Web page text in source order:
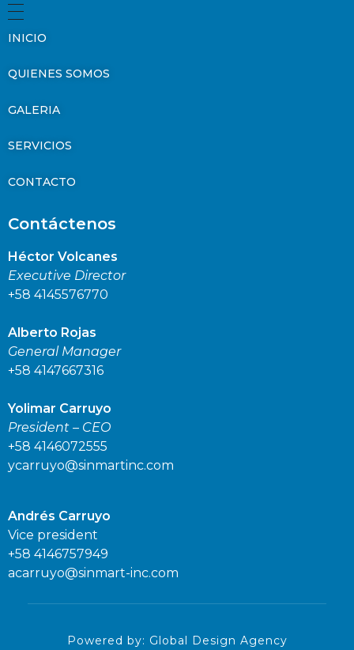
INICIO
QUIENES SOMOS
GALERIA
SERVICIOS
CONTACTO
Contáctenos
Héctor Volcanes
Executive Director
+58 4145576770
Alberto Rojas
General Manager
+58 4147667316
Yolimar Carruyo
President – CEO
+58 4146072555
ycarruyo@sinmartinc.com
Andrés Carruyo
Vice president
+58 4146757949
acarruyo@sinmart-inc.com
Powered by: Global Design Agency